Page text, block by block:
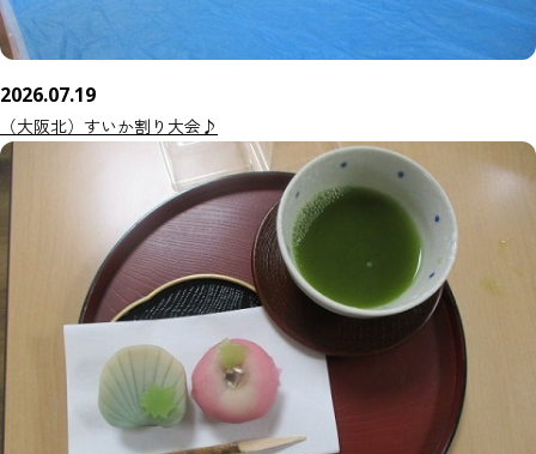
2026.07.19
（大阪北）すいか割り大会♪